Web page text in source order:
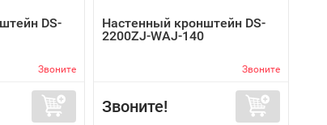
DS-
Звоните
Настенный кронштейн DS-
2200ZJ-WAJ-140
Звоните
Звоните!